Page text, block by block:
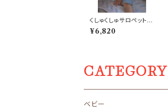
くしゅくしゅサロペット
3年着られる子供服
¥6,820
CATEGORY
ベビー